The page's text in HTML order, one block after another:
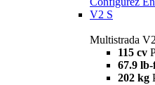
V2 S
Multistrada
115 cv
67.9
202 kg